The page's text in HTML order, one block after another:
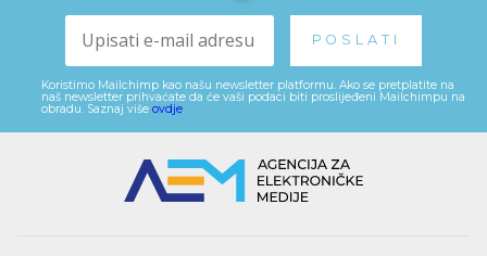
Koristimo Mailchimp kao našu newsletter platformu. Ako se pretplatite na
naš newsletter prihvaćate da će vaši podaci biti proslijeđeni Mailchimpu na
obradu. Saznaj više ovdje.